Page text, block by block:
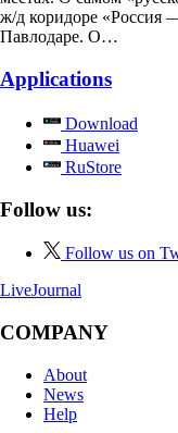
ж/д коридоре «Россия
Павлодаре. О…
Applications
Download
Huawei
RuStore
Follow us:
Follow us on
LiveJournal
COMPANY
About
News
Help